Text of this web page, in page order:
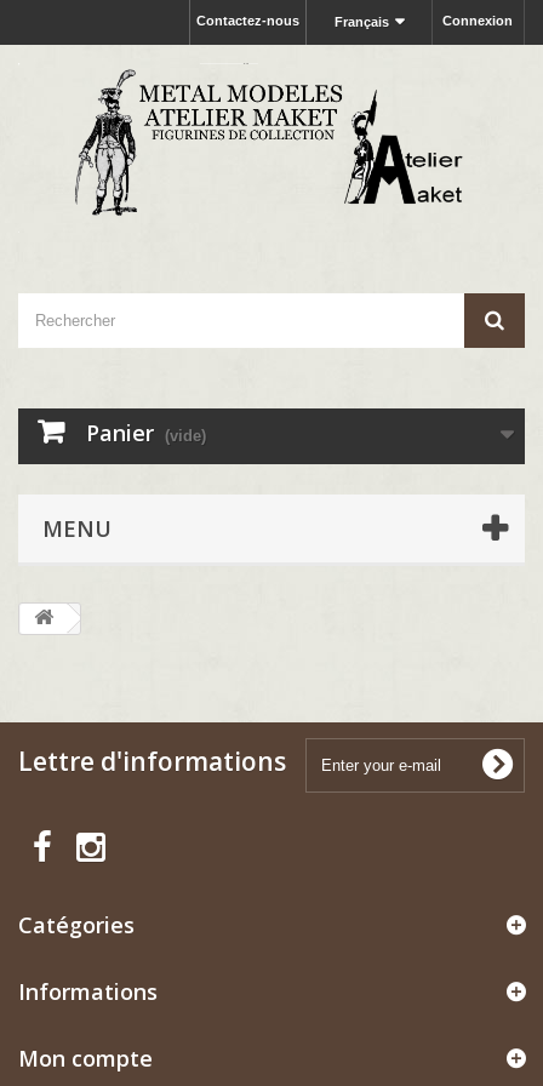
Connexion
Français
Contactez-nous
Panier (vide)
MENU
Lettre d'informations
Catégories
Informations
Mon compte